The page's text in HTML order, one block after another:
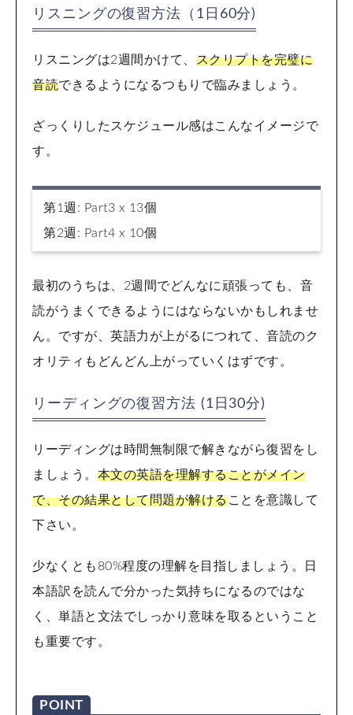
リスニングの復習方法（1日60分)
リスニングは2週間かけて、 スクリプトを完璧に
音読できるようになるつもりで臨みましょう。
ざっくりしたスケジュール感はこんなイメージで
す。
第1週: Part3 x 13個
第2週: Part4 x 10個
最初のうちは、2週間でどんなに頑張っても、音
読がうまくできるようにはならないかもしれませ
ん。ですが、英語力が上がるにつれて、音読のク
オリティもどんどん上がっていくはずです。
リーディングの復習方法 (1日30分)
リーディングは時間無制限で解きながら復習をし
ましょう。 本文の英語を理解することがメイン
で、その結果として問題が解けることを意識して
下さい。
少なくとも80%程度の理解を目指しましょう。日
本語訳を読んで分かった気持ちになるのではな
く、単語と文法でしっかり意味を取るということ
も重要です。
POINT